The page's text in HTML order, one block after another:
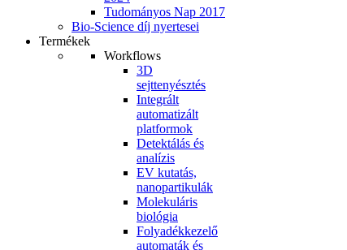
Tudományos Nap 2017
Bio-Science díj nyertesei
Termékek
Workflows
3D
sejttenyésztés
Integrált
automatizált
platformok
Detektálás és
analízis
EV kutatás,
nanopartikulák
Molekuláris
biológia
Folyadékkezelő
automaták és